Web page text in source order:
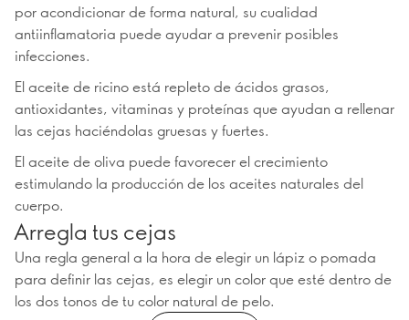
por acondicionar de forma natural, su cualidad
antiinflamatoria puede ayudar a prevenir posibles
infecciones.
El aceite de ricino está repleto de ácidos grasos,
antioxidantes, vitaminas y proteínas que ayudan a rellenar
las cejas haciéndolas gruesas y fuertes.
El aceite de oliva puede favorecer el crecimiento
estimulando la producción de los aceites naturales del
cuerpo.
Arregla tus cejas
Una regla general a la hora de elegir un lápiz o pomada
para definir las cejas, es elegir un color que esté dentro de
los dos tonos de tu color natural de pelo.